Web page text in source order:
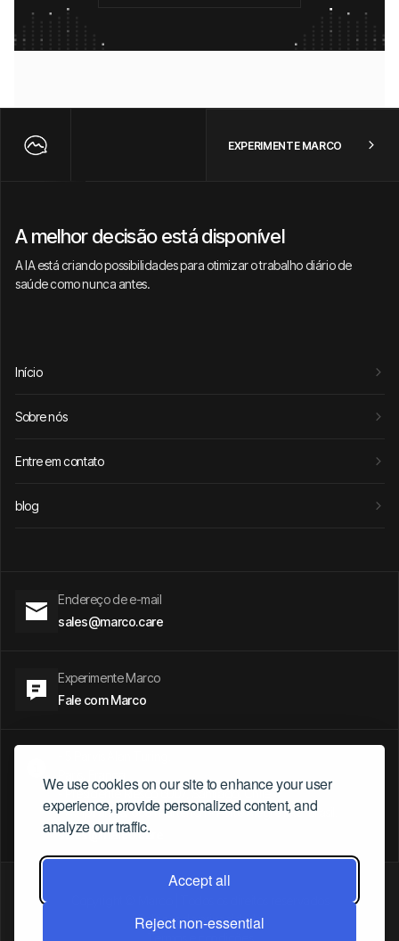
We use cookies on our site to enhance your user
experience, provide personalized content, and
analyze our traffic.
Accept all
Reject non-essential
EXPERIMENTE MARCO
A melhor decisão está disponível
A IA está criando possibilidades para otimizar o trabalho diário de
saúde como nunca antes.
Início
Sobre nós
Entre em contato
blog
Endereço de e-mail
sales@marco.care
Experimente Marco
Fale com Marco
- Presidente Riesco 6007, Santiago, Chile
- Av. Ipiranga, 6681 Partenon - Porto Alegre / RS. Brasil.
sales@marco.care
Políticas de privacidade